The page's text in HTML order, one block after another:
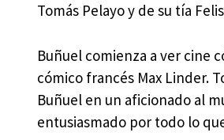
Tomás Pelayo y de su tía
Buñuel comienza a ver cine
cómico francés Max Linder.
Buñuel en un aficionado al
entusiasmado por todo lo